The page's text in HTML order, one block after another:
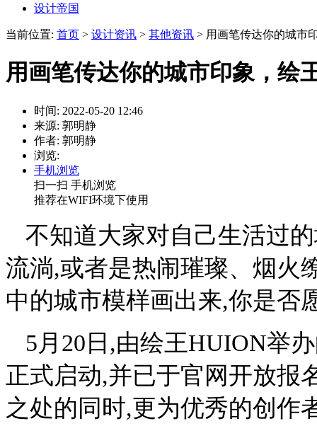
设计帝国
当前位置: 首页 > 设计资讯 > 其他资讯 > 用画笔传达你的城市
用画笔传达你的城市印象，绘
时间: 2022-05-20 12:46
来源: 郭明静
作者: 郭明静
浏览:
手机浏览
扫一扫 手机浏览
推荐在WIFI环境下使用
不知道大家对自己生活过
流淌,或者是热闹璀璨、烟火
中的城市模样画出来,你是否
5月20日,由绘王HUION举
正式启动,并已于官网开放报
之处的同时,更为优秀的创作